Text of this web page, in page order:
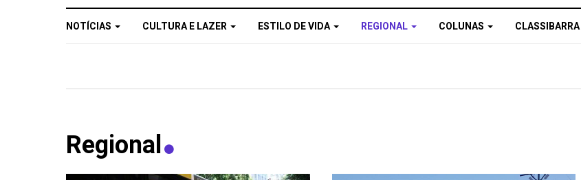
NOTÍCIAS CULTURA E LAZER ESTILO DE VIDA REGIONAL COLUNAS CLASSIBARRA
Regional